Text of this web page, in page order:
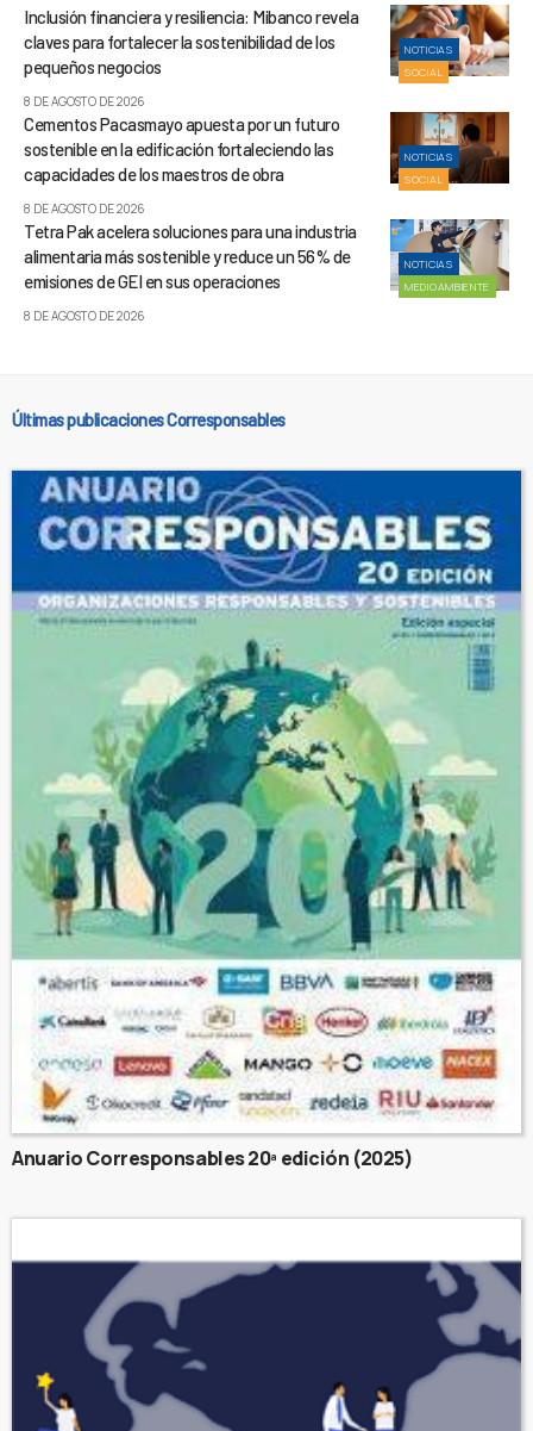
NOTICIAS
SOCIAL
Inclusión financiera y resiliencia: Mibanco revela
claves para fortalecer la sostenibilidad de los
pequeños negocios
8 DE AGOSTO DE 2026
NOTICIAS
SOCIAL
Cementos Pacasmayo apuesta por un futuro
sostenible en la edificación fortaleciendo las
capacidades de los maestros de obra
8 DE AGOSTO DE 2026
NOTICIAS
MEDIOAMBIENTE
Tetra Pak acelera soluciones para una industria
alimentaria más sostenible y reduce un 56% de
emisiones de GEI en sus operaciones
8 DE AGOSTO DE 2026
Últimas publicaciones Corresponsables
Anuario Corresponsables 20ª edición (2025)